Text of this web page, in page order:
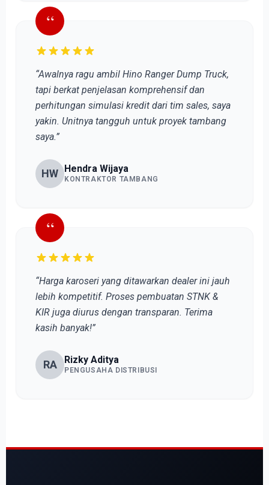
“
“Awalnya ragu ambil Hino Ranger Dump Truck,
tapi berkat penjelasan komprehensif dan
perhitungan simulasi kredit dari tim sales, saya
yakin. Unitnya tangguh untuk proyek tambang
saya.”
HW Hendra Wijaya
KONTRAKTOR TAMBANG
“
“Harga karoseri yang ditawarkan dealer ini jauh
lebih kompetitif. Proses pembuatan STNK &
KIR juga diurus dengan transparan. Terima
kasih banyak!”
RA Rizky Aditya
PENGUSAHA DISTRIBUSI